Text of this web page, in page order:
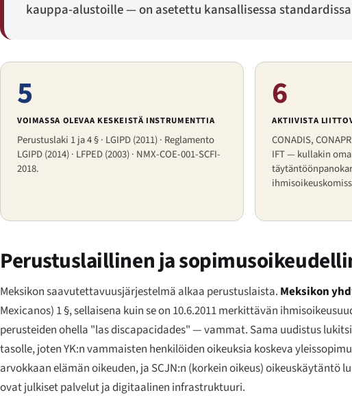
kauppa-alustoille — on asetettu kansallisessa standardissa
5
VOIMASSA OLEVAA KESKEISTÄ INSTRUMENTTIA
Perustuslaki 1 ja 4 § · LGIPD (2011) · Reglamento
LGIPD (2014) · LFPED (2003) · NMX-COE-001-SCFI-
2018.
6
AKTIIVISTA
CONADIS,
IFT — kullakin
Perustuslaillinen ja
Meksikon saavutettavuusjärjestelmä alkaa perustuslaista. Meksikon
Mexicanos) 1 §, sellaisena kuin se on 10.6.2011 merkittävän
perusteiden ohella "las discapacidades"— vammat. Sama uudistus
tasolle, joten YK:n vammaisten henkilöiden oikeuksia koskeva
arvokkaan elämän oikeuden, ja SCJN:n (korkein oikeus)
ovat julkiset palvelut ja digitaalinen infrastruktuuri.